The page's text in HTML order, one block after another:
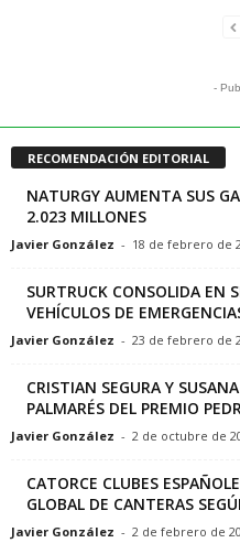
-
RECOMENDACIÓN EDITORIAL
NATURGY AUMENTA SUS
2.023 MILLONES
Javier González - 18 de febrero de
SURTRUCK CONSOLIDA EN
VEHÍCULOS DE
Javier González - 23 de febrero de
CRISTIAN SEGURA Y
PALMARÉS DEL PREMIO
Javier González - 2 de octubre de
CATORCE CLUBES
GLOBAL DE CANTERAS
Javier González - 2 de febrero de